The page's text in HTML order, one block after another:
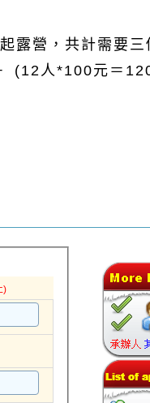
露營，共計需要三
(12人*100元＝
)